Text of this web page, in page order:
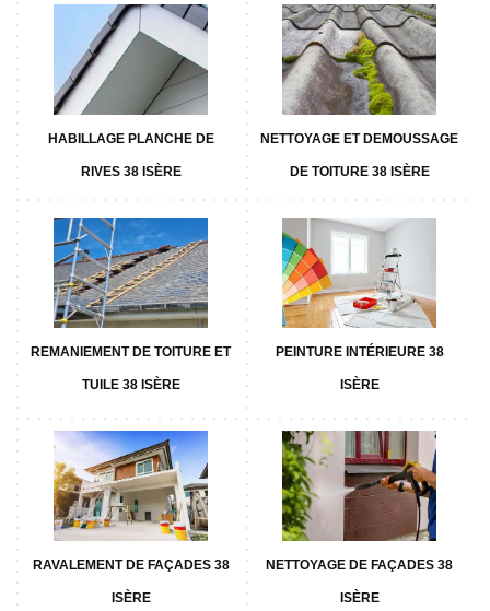
HABILLAGE PLANCHE DE
RIVES 38 ISÈRE
NETTOYAGE ET DEMOUSSAGE
DE TOITURE 38 ISÈRE
REMANIEMENT DE TOITURE ET
TUILE 38 ISÈRE
PEINTURE INTÉRIEURE 38
ISÈRE
RAVALEMENT DE FAÇADES 38
ISÈRE
NETTOYAGE DE FAÇADES 38
ISÈRE